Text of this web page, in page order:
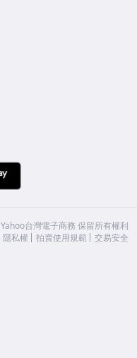
Yahoo台灣電子商務 保留所有權利
隱私權 拍賣使用規範 交易安全